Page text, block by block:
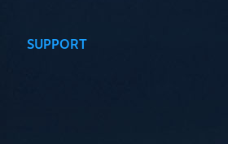
SUPPORT